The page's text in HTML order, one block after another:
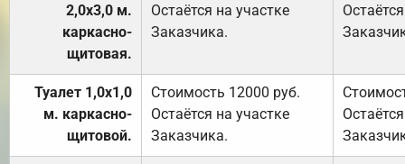
2,0х3,0 м.
каркасно-
щитовая.
Остаётся на участке
Заказчика.
Туалет 1,0х1,0
м. каркасно-
щитовой.
Стоимость 12000 руб.
Остаётся на участке
Заказчика.